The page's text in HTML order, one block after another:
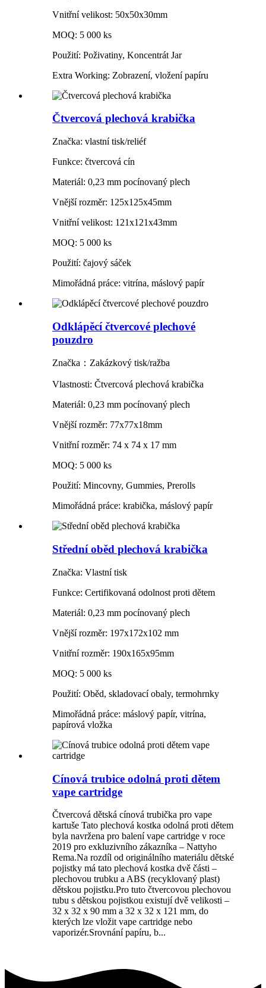
Vnitřní velikost: 50x50x30mm
MOQ: 5 000 ks
Použití: Poživatiny, Koncentrát Jar
Extra Working: Zobrazení, vložení papíru
Čtvercová plechová krabička
Značka: vlastní tisk/reliéf
Funkce: čtvercová cín
Materiál: 0,23 mm pocínovaný plech
Vnější rozměr: 125x125x45mm
Vnitřní velikost: 121x121x43mm
MOQ: 5 000 ks
Použití: čajový sáček
Mimořádná práce: vitrína, máslový papír
Odklápěcí čtvercové plechové
pouzdro
Značka：Zakázkový tisk/ražba
Vlastnosti: Čtvercová plechová krabička
Materiál: 0,23 mm pocínovaný plech
Vnější rozměr: 77x77x18mm
Vnitřní rozměr: 74 x 74 x 17 mm
MOQ: 5 000 ks
Použití: Mincovny, Gummies, Prerolls
Mimořádná práce: krabička, máslový papír
Střední oběd plechová krabička
Značka: Vlastní tisk
Funkce: Certifikovaná odolnost proti dětem
Materiál: 0,23 mm pocínovaný plech
Vnější rozměr: 197x172x102 mm
Vnitřní rozměr: 190x165x95mm
MOQ: 5 000 ks
Použití: Oběd, skladovací obaly, termohrnky
Mimořádná práce: máslový papír, vitrína,
papírová vložka
Cínová trubice odolná proti dětem
vape cartridge
Čtvercová dětská cínová trubička pro vape
kartuše Tato plechová kostka odolná proti dětem
byla navržena pro balení vape cartridge v roce
2019 pro exkluzivního zákazníka – Nattyho
Rema.Na rozdíl od originálního materiálu dětské
pojistky má tato plechová kostka dvě části –
plechovou trubku a ABS (recyklovaný plast)
dětskou pojistku.Pro tuto čtvercovou plechovou
tubu s dětskou pojistkou existují dvě velikosti –
32 x 32 x 90 mm a 32 x 32 x 121 mm, do
kterých lze vložit vape cartridge nebo
vaporizér.Srovnání papíru, b...